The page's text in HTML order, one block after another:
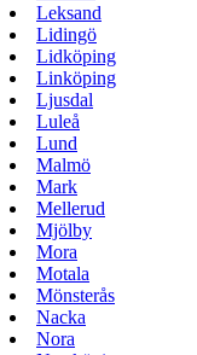
Leksand
Lidingö
Lidköping
Linköping
Ljusdal
Luleå
Lund
Malmö
Mark
Mellerud
Mjölby
Mora
Motala
Mönsterås
Nacka
Nora